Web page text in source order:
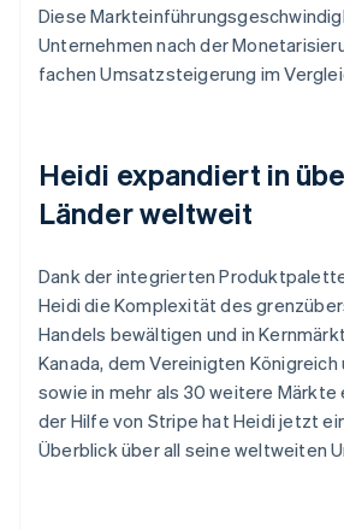
Diese
Unternehmen nach der
fachen Umsatzsteigerung im
Heidi expandiert in
Länder weltweit
Dank der integrierten
Heidi die Komplexität des
Handels bewältigen und in
Kanada, dem Vereinigten Königreich
sowie in mehr als 30 weitere Märkte
der Hilfe von Stripe hat Heidi jetzt
Überblick über all seine weltweiten